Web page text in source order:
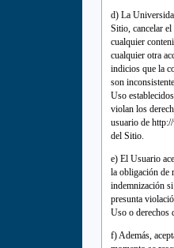
d) La
Sitio, cancelar
cualquier
cualquier otra
indicios que la
son
Uso
violan los
usuario de
del Sitio.
e) El Usuario
la obligación de
indemnización
presunta
Uso o derechos
f) Además,